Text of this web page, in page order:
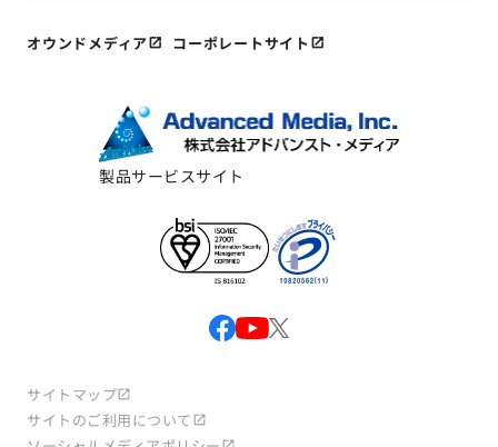
製品サービスサイト
オウンドメディア コーポレートサイト
サイトマップ
サイトのご利用について